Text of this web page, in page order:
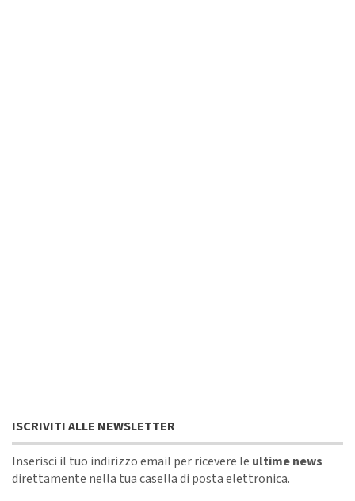
ISCRIVITI ALLE NEWSLETTER
Inserisci il tuo indirizzo email per ricevere le ultime news
direttamente nella tua casella di posta elettronica.